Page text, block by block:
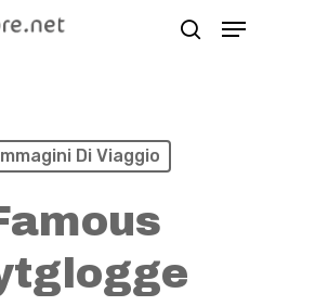
Menu
Di Viaggio